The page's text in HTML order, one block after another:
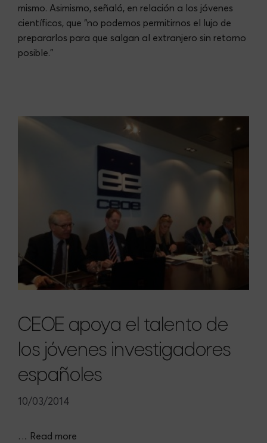
mismo. Asimismo, señaló, en relación a los jóvenes
científicos, que “no podemos permitirnos el lujo de
prepararlos para que salgan al extranjero sin retorno
posible.”
CEOE apoya el talento de
los jóvenes investigadores
españoles
10/03/2014
… Read more